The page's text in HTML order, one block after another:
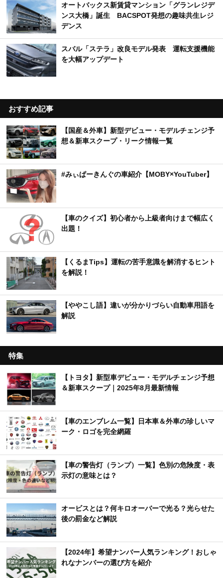
オートバックス新賃貸マンション「グランレジデ
ンス大橋」誕生 BACSPOT発想の趣味共生レジ
デンス
スバル「ステラ」改良モデル発表 運転支援機能
を大幅アップデート
おすすめ記事
【国産＆外車】新型デビュー・モデルチェンジ予
想＆新車スクープ・リーク情報一覧
#みぃぱーきんぐの車紹介【MOBY×YouTuber】
【車のクイズ】初心者から上級者向けまで幅広く
出題！
【くるまTips】運転の苦手意識を解消するヒント
を解説！
【ややこし語】違いが分かりづらい自動車用語を
解説
特集
【トヨタ】新型車デビュー・モデルチェンジ予想
＆新車スクープ｜2025年8月最新情報
【車のエンブレム一覧】日本車＆外車の珍しいマ
ーク・ロゴを完全網羅
【車の警告灯（ランプ）一覧】色別の危険度・表
示灯の意味とは？
オービスとは？何キロオーバーで光る？光らせた
後の罰金など解説
【2024年】希望ナンバー人気ランキング！おしゃ
れなナンバーの選び方を紹介